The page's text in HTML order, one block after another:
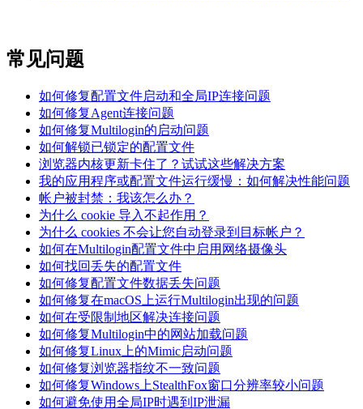
常见问题
如何修复配置文件启动和全局IP连接问题
如何修复Agent连接问题
如何修复Multilogin的启动问题
如何解锁已锁定的配置文件
浏览器内核更新卡住了？试试这些解决方案
我的应用程序或配置文件运行缓慢：如何解决性能问题
帐户被封禁：我该怎么办？
为什么 cookie 导入不起作用？
为什么 cookies 不会让您自动登录到目标帐户？
如何在Multilogin配置文件中启用网络摄像头
如何找回丢失的配置文件
如何修复配置文件数据丢失问题
如何修复在macOS上运行Multilogin出现的问题
如何在受限制地区解决连接问题
如何修复Multilogin中的网站加载问题
如何修复Linux上的Mimic启动问题
如何修复浏览器指纹不一致问题
如何修复Windows上StealthFox窗口分辨率较小问题
如何避免使用全局IP时遇到IP泄漏